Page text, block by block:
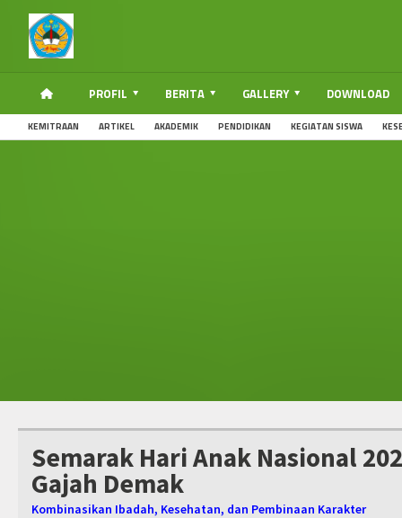
PROFIL BERITA GALLERY DOWNLOAD
KEMITRAAN ARTIKEL AKADEMIK PENDIDIKAN KEGIATAN SISWA
Semarak Hari Anak Nasional
Gajah Demak
Kombinasikan Ibadah, Kesehatan, dan Pembinaan Karakter